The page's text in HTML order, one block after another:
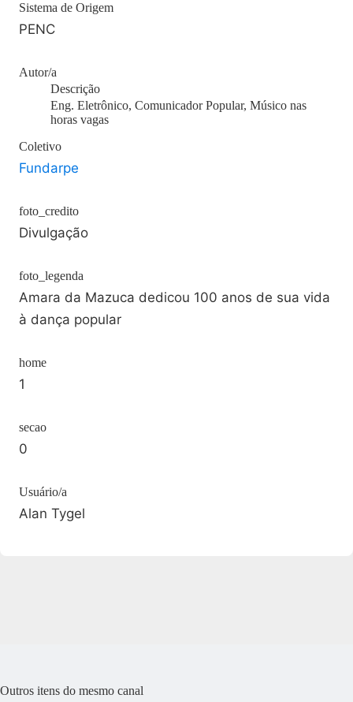
Sistema de Origem
PENC
Autor/a
Descrição
Eng. Eletrônico, Comunicador Popular, Músico nas
horas vagas
Coletivo
Fundarpe
foto_credito
Divulgação
foto_legenda
Amara da Mazuca dedicou 100 anos de sua vida
à dança popular
home
1
secao
0
Usuário/a
Alan Tygel
Outros itens do mesmo canal